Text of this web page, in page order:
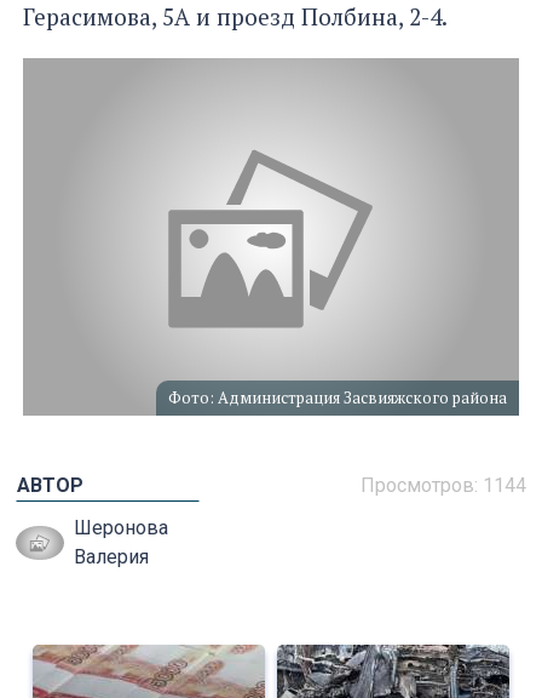
Герасимова, 5А и проезд Полбина, 2-4.
Фото: Администрация Засвияжского района
Просмотров: 1144
АВТОР
Шеронова
Валерия